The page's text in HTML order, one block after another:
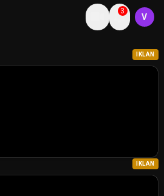
3
V
IKLAN
IKLAN